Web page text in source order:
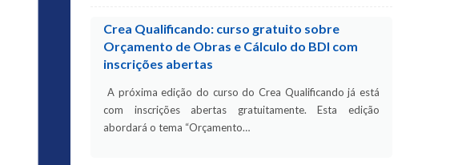
Crea Qualificando: curso gratuito sobre
Orçamento de Obras e Cálculo do BDI com
inscrições abertas
A próxima edição do curso do Crea Qualificando já está
com inscrições abertas gratuitamente. Esta edição
abordará o tema “Orçamento…